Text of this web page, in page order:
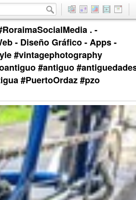
. -
- Diseño Gráfico - Apps -
#vintagephotography
#antiguo
#PuertoOrdaz #pzo